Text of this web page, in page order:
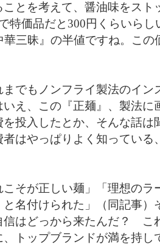
ことを考えて、醤油味をスト
特価品だと300円くらいらし
三昧』の半値ですね。この
でもノンフライ製法のイン
え、この『正麺』、製法に
投入したとか、そんな話は
はやっぱりよく知っている
そが正しい麺」「理想のラ
名付けられた」（同記事）
信はどっから来たんだ？ こ
トップブランドが満を持し